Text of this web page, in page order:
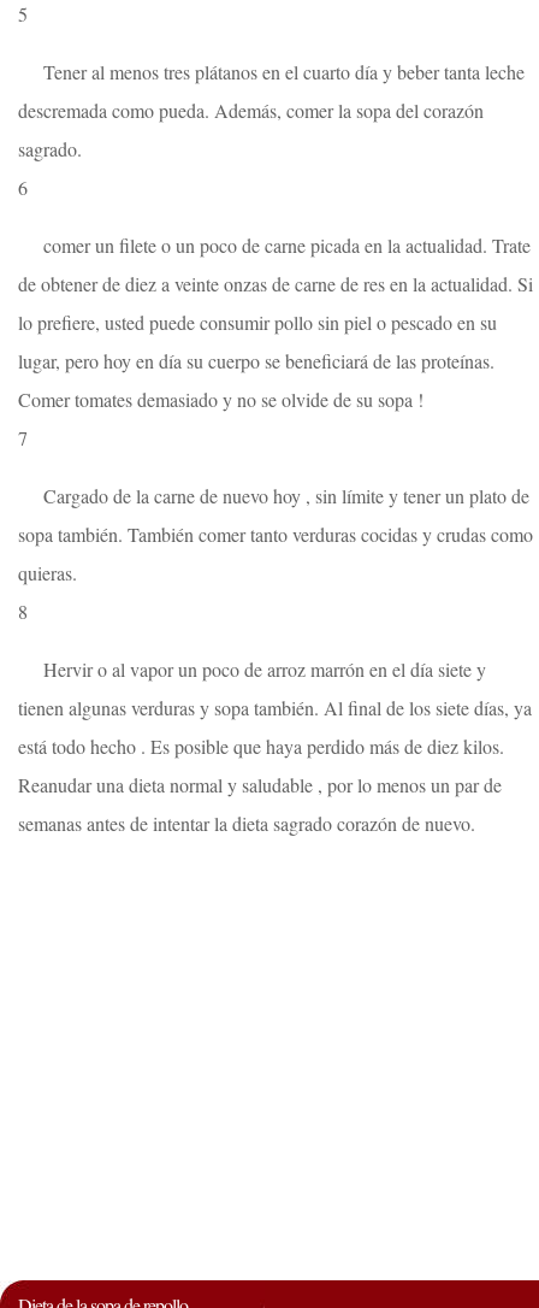
5
Tener al menos tres plátanos en el cuarto día y beber tanta leche
descremada como pueda. Además, comer la sopa del corazón
sagrado.
6
comer un filete o un poco de carne picada en la actualidad. Trate
de obtener de diez a veinte onzas de carne de res en la actualidad. Si
lo prefiere, usted puede consumir pollo sin piel o pescado en su
lugar, pero hoy en día su cuerpo se beneficiará de las proteínas.
Comer tomates demasiado y no se olvide de su sopa !
7
Cargado de la carne de nuevo hoy , sin límite y tener un plato de
sopa también. También comer tanto verduras cocidas y crudas como
quieras.
8
Hervir o al vapor un poco de arroz marrón en el día siete y
tienen algunas verduras y sopa también. Al final de los siete días, ya
está todo hecho . Es posible que haya perdido más de diez kilos.
Reanudar una dieta normal y saludable , por lo menos un par de
semanas antes de intentar la dieta sagrado corazón de nuevo.